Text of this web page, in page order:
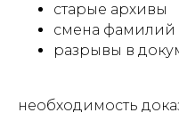
старые архивы
смена фамилий
разрывы в
необходимость